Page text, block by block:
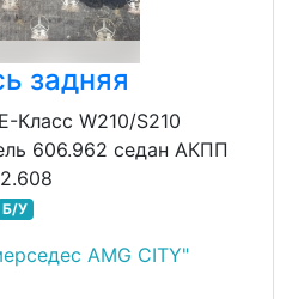
задняя
Класс W210/S210
606.962 седан АКПП
Б/У
AMG CITY"